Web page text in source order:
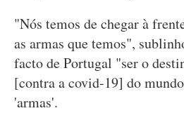
"Nós temos de chegar à
as armas que temos",
facto de Portugal "ser o
[contra a covid-19] do
'armas'.